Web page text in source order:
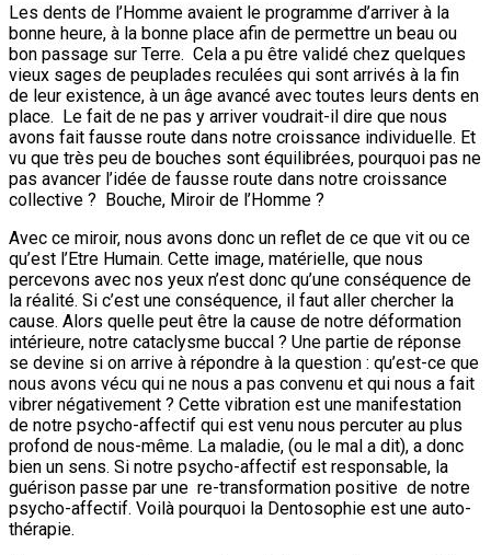
Les dents de l’Homme avaient le programme d’arriver à la
bonne heure, à la bonne place afin de permettre un beau ou
bon passage sur Terre. Cela a pu être validé chez quelques
vieux sages de peuplades reculées qui sont arrivés à la fin
de leur existence, à un âge avancé avec toutes leurs dents en
place. Le fait de ne pas y arriver voudrait-il dire que nous
avons fait fausse route dans notre croissance individuelle. Et
vu que très peu de bouches sont équilibrées, pourquoi pas ne
pas avancer l’idée de fausse route dans notre croissance
collective ? Bouche, Miroir de l’Homme ?
Avec ce miroir, nous avons donc un reflet de ce que vit ou ce
qu’est l’Etre Humain. Cette image, matérielle, que nous
percevons avec nos yeux n’est donc qu’une conséquence de
la réalité. Si c’est une conséquence, il faut aller chercher la
cause. Alors quelle peut être la cause de notre déformation
intérieure, notre cataclysme buccal ? Une partie de réponse
se devine si on arrive à répondre à la question : qu’est-ce que
nous avons vécu qui ne nous a pas convenu et qui nous a fait
vibrer négativement ? Cette vibration est une manifestation
de notre psycho-affectif qui est venu nous percuter au plus
profond de nous-même. La maladie, (ou le mal a dit), a donc
bien un sens. Si notre psycho-affectif est responsable, la
guérison passe par une re-transformation positive de notre
psycho-affectif. Voilà pourquoi la Dentosophie est une auto-
thérapie.